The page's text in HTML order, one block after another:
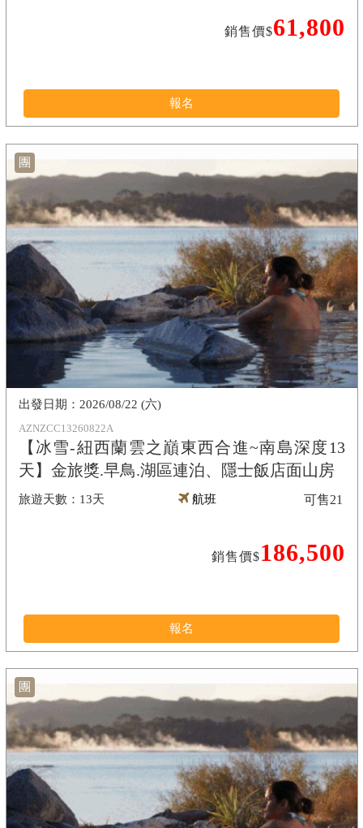
銷售價$61,800
報名
團
AZNZCC13260822A
【冰雪-紐西蘭雲之巔東西合進~南島深度13
天】金旅獎.早鳥.湖區連泊、隱士飯店面山房
13天
2026/08/22 (六)
航班
銷售價$186,500
可售21
報名
團